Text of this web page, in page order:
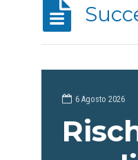
6 Agosto 2026